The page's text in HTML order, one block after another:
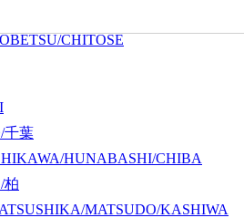
CHITOSE
千葉
HUNABASHI/CHIBA
柏
MATSUDO/KASHIWA